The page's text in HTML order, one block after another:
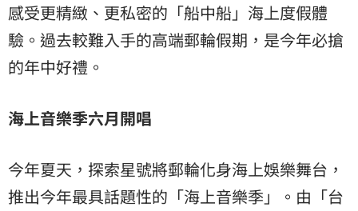
感受更精緻、更私密的「船中船」海上度假體
驗。過去較難入手的高端郵輪假期，是今年必搶
的年中好禮。
海上音樂季六月開唱
今年夏天，探索星號將郵輪化身海上娛樂舞台，
推出今年最具話題性的「海上音樂季」。由「台